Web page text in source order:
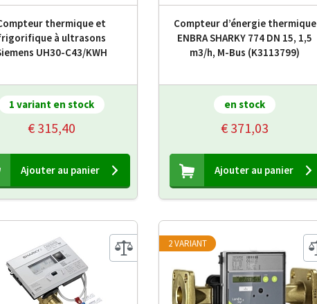
thermique et
à ultrasons
UH30-C43/KWH
1 variant en stock
€ 315,40
Ajouter au panier
Compteur d’énergie thermique
ENBRA SHARKY 774 DN 15, 1,5
m3/h, M-Bus (K3113799)
en stock
€ 371,03
Ajouter au panier
2 VARIANT